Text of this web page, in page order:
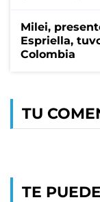
Milei,
Espriella,
Colombia
TU
TE